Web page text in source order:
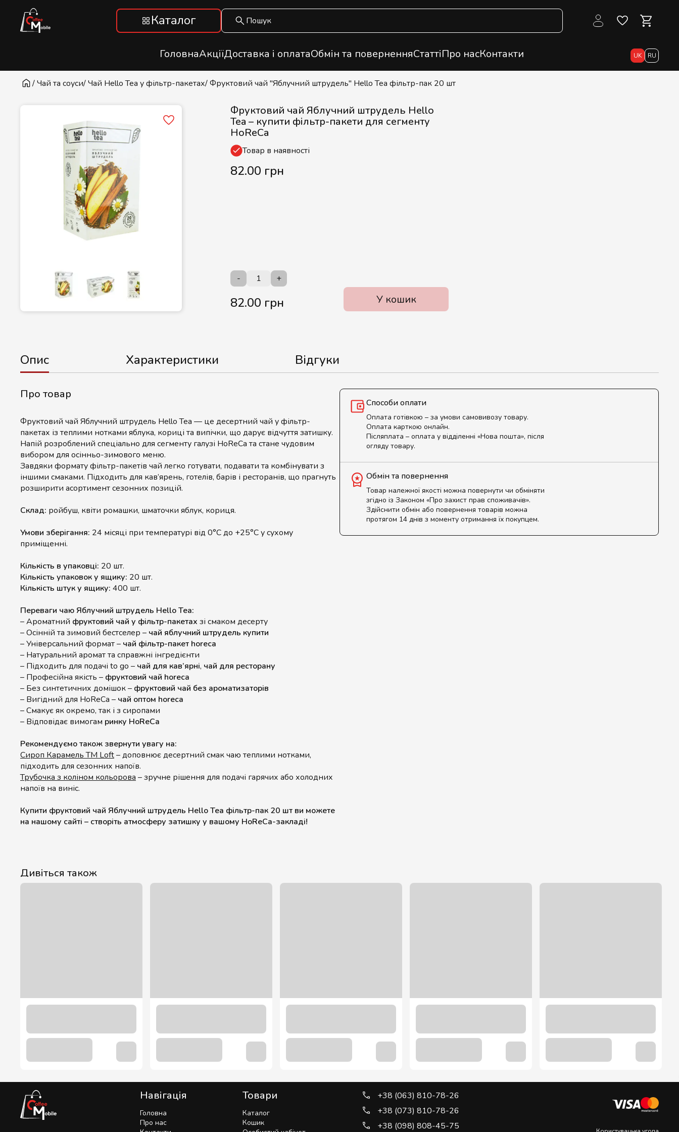
Каталог
ГоловнаАкціїДоставка і оплатаОбмін та поверненняСтаттіПро насКонтакти UK RU
/ Чай та соуси/ Чай Hello Tea у фільтр-пакетах/ Фруктовий чай "Яблучний штрудель" Hello Tea фільтр-пак 20 шт
Фруктовий чай Яблучний штрудель Hello
Tea – купити фільтр-пакети для сегменту
HoReCa
Товар в наявності
82.00 грн
- +
82.00 грн У кошик
Опис Характеристики Відгуки
Про товар
Фруктовий чай Яблучний штрудель Hello Tea — це десертний чай у фільтр-
пакетах із теплими нотками яблука, кориці та випічки, що дарує відчуття затишку.
Напій розроблений спеціально для сегменту галузі HoReCa та стане чудовим
вибором для осінньо-зимового меню.
Завдяки формату фільтр-пакетів чай легко готувати, подавати та комбінувати з
іншими смаками. Підходить для кав’ярень, готелів, барів і ресторанів, що прагнуть
розширити асортимент сезонних позицій.
Склад: ройбуш, квіти ромашки, шматочки яблук, кориця.
Умови зберігання: 24 місяці при температурі від 0°C до +25°C у сухому
приміщенні.
Кількість в упаковці: 20 шт.
Кількість упаковок у ящику: 20 шт.
Кількість штук у ящику: 400 шт.
Переваги чаю Яблучний штрудель Hello Tea:
– Ароматний фруктовий чай у фільтр-пакетах зі смаком десерту
– Осінній та зимовий бестселер – чай яблучний штрудель купити
– Універсальний формат – чай фільтр-пакет horeca
– Натуральний аромат та справжні інгредієнти
– Підходить для подачі to go – чай для кав’ярні, чай для ресторану
– Професійна якість – фруктовий чай horeca
– Без синтетичних домішок – фруктовий чай без ароматизаторів
– Вигідний для HoReCa – чай оптом horeca
– Смакує як окремо, так і з сиропами
– Відповідає вимогам ринку HoReCa
Рекомендуємо також звернути увагу на:
Сироп Карамель ТМ Loft– доповнює десертний смак чаю теплими нотками,
підходить для сезонних напоїв.
Трубочка з коліном кольорова – зручне рішення для подачі гарячих або холодних
напоїв на виніс.
Купити фруктовий чай Яблучний штрудель Hello Tea фільтр-пак 20 шт ви можете
на нашому сайті – створіть атмосферу затишку у вашому HoReCa-закладі!
Способи оплати
Оплата готівкою – за умови самовивозу товару.
Оплата карткою онлайн.
Післяплата – оплата у відділенні «Нова пошта», після
огляду товару.
Обмін та повернення
Товар належної якості можна повернути чи обміняти
згідно із Законом «Про захист прав споживачів».
Здійснити обмін або повернення товарів можна
протягом 14 днів з моменту отримання їх покупцем.
Дивіться також
319.00 грн
Навігація
Головна
Про нас
Товари
Каталог
Кошик
+38 (063) 810-78-26
+38 (073) 810-78-26
+38 (098) 808-45-75